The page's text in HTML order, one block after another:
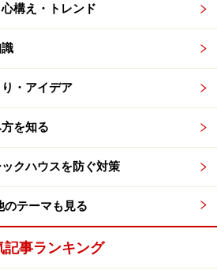
とに欠かせないのが紙貼障子で
左右に動く引分け猫間障子など和
第で現代住宅にとり入れることが
引分け猫間障子。柔らかな光は室内
り（抜け感）を与える。
構え・トレンド
・アイデア
を知る
クハウスを防ぐ対策
のテーマも見る
記事ランキング